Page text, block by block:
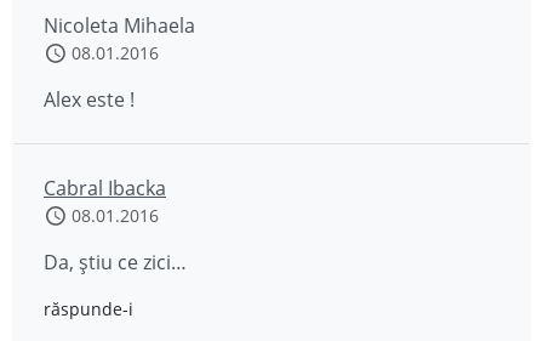
Nicoleta Mihaela
08.01.2016
Alex este !
Cabral Ibacka
08.01.2016
Da, știu ce zici…
răspunde-i